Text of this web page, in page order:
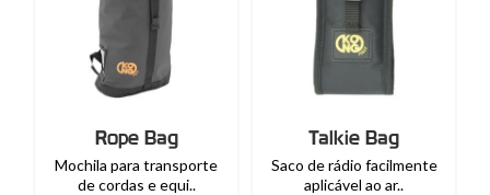
Rope Bag
Mochila para transporte
de cordas e equi..
Talkie Bag
Saco de rádio facilmente
aplicável ao ar..